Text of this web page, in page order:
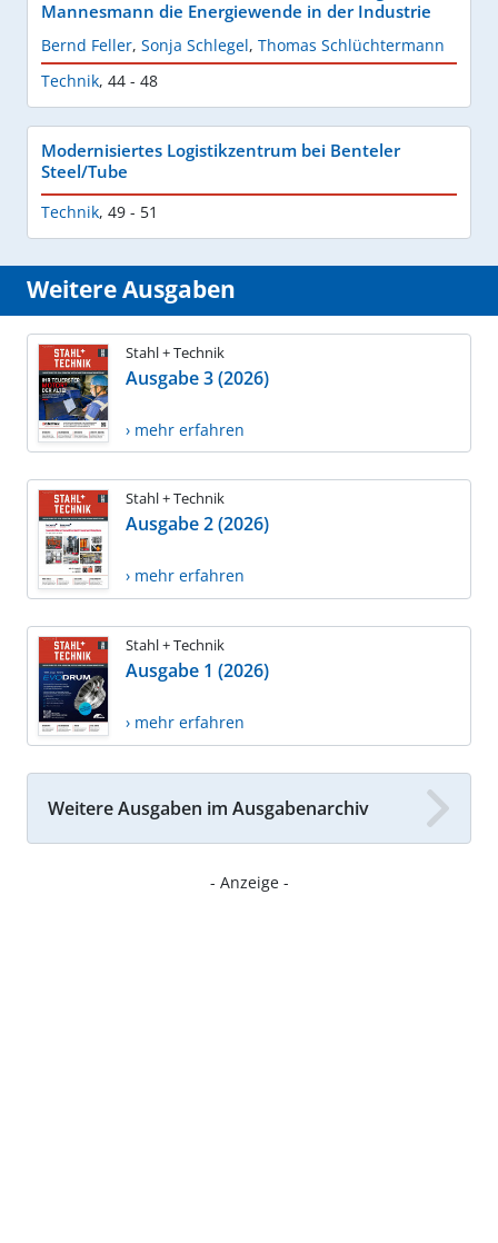
Mannesmann die Energiewende in der Industrie
Bernd Feller, Sonja Schlegel, Thomas Schlüchtermann
Technik, 44 - 48
Modernisiertes Logistikzentrum bei Benteler
Steel/Tube
Technik, 49 - 51
Weitere Ausgaben
Stahl + Technik
Ausgabe 3 (2026)
› mehr erfahren
Stahl + Technik
Ausgabe 2 (2026)
› mehr erfahren
Stahl + Technik
Ausgabe 1 (2026)
› mehr erfahren
Weitere Ausgaben im Ausgabenarchiv
- Anzeige -